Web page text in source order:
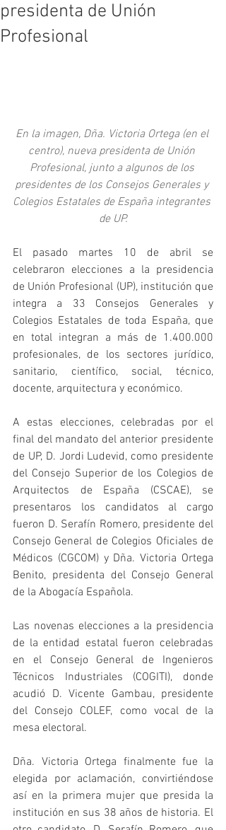
presidenta de Unión
Profesional
En la imagen, Dña. Victoria Ortega (en el
centro), nueva presidenta de Unión
Profesional, junto a algunos de los
presidentes de los Consejos Generales y
Colegios Estatales de España integrantes
de UP.
El pasado martes 10 de abril se
celebraron elecciones a la presidencia
de Unión Profesional (UP), institución que
integra a 33 Consejos Generales y
Colegios Estatales de toda España, que
en total integran a más de 1.400.000
profesionales, de los sectores jurídico,
sanitario, científico, social, técnico,
docente, arquitectura y económico.
A estas elecciones, celebradas por el
final del mandato del anterior presidente
de UP, D. Jordi Ludevid, como presidente
del Consejo Superior de los Colegios de
Arquitectos de España (CSCAE), se
presentaros los candidatos al cargo
fueron D. Serafín Romero, presidente del
Consejo General de Colegios Oficiales de
Médicos (CGCOM) y Dña. Victoria Ortega
Benito, presidenta del Consejo General
de la Abogacía Española.
Las novenas elecciones a la presidencia
de la entidad estatal fueron celebradas
en el Consejo General de Ingenieros
Técnicos Industriales (COGITI), donde
acudió D. Vicente Gambau, presidente
del Consejo COLEF, como vocal de la
mesa electoral.
Dña. Victoria Ortega finalmente fue la
elegida por aclamación, convirtiéndose
así en la primera mujer que presida la
institución en sus 38 años de historia. El